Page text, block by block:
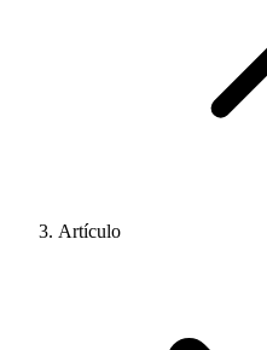
Artículo